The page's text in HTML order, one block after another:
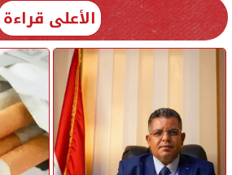
الأعلى قراءة